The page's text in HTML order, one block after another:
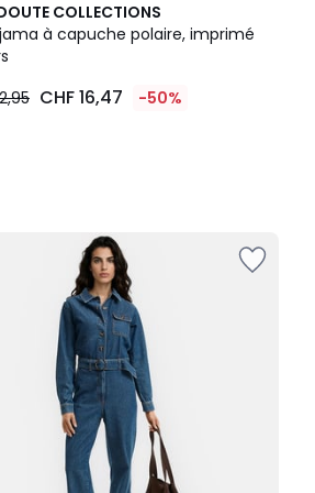
COLLECTIONS
à capuche polaire, imprimé
CHF 16,47 -50%